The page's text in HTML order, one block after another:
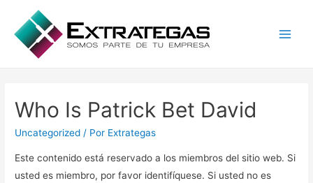
Who Is Patrick Bet David
Uncategorized / Por Extrategas
Este contenido está reservado a los miembros del sitio web. Si
usted es miembro, por favor identifíquese. Si usted no es